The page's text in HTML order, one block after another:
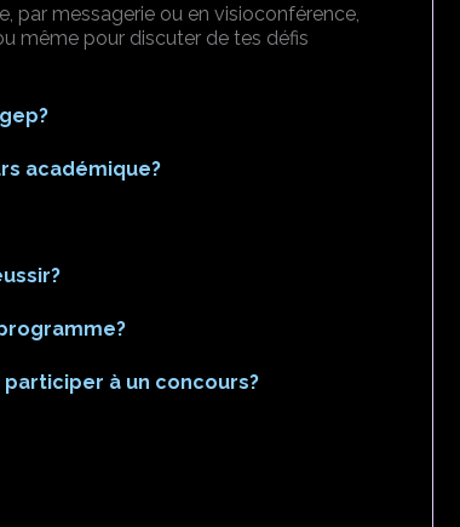
par messagerie ou en visioconférence,
même pour discuter de tes défis
académique?
à un concours?